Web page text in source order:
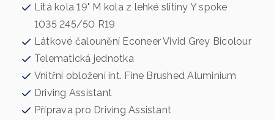
Litá kola 19" M kola z lehké slitiny Y spoke
1035 245/50 R19
Látkové čalounění Econeer Vivid Grey Bicolour
Telematická jednotka
Vnitřní obložení int. Fine Brushed Aluminium
Driving Assistant
Příprava pro Driving Assistant